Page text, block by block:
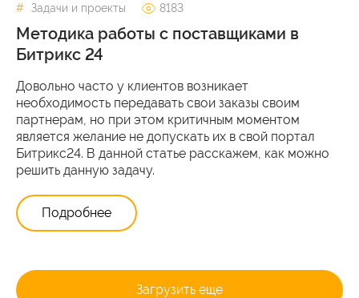
Задачи и проекты 8183
Методика работы с поставщиками в
Битрикс 24
Довольно часто у клиентов возникает
необходимость передавать свои заказы своим
партнерам, но при этом критичным моментом
является желание не допускать их в свой портал
Битрикс24. В данной статье расскажем, как можно
решить данную задачу.
Подробнее
Загрузить еще